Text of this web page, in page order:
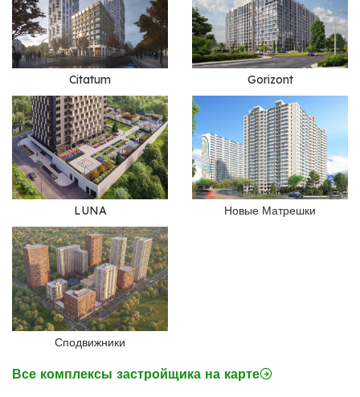
Citatum Gorizont
LUNA Новые Матрешки
Сподвижники
Все комплексы застройщика на карте